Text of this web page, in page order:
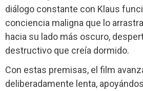
diálogo constante con Klaus
conciencia maligna que lo
hacia su lado más oscuro,
destructivo que creía dormido.
Con estas premisas, el film
deliberadamente lenta,